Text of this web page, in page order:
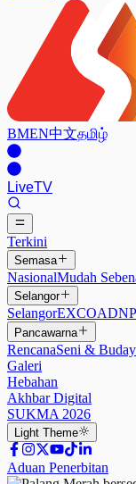
BMEN中文தமிழ்
LiveTV
Terkini
Semasa
NasionalMudah
Selangor
SelangorEXCOADN
Pancawarna
RencanaSeni &
Galeri
Hebahan
Akhbar Digital
SUKMA 2026
Light Theme
Aduan Penerbitan